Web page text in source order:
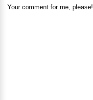
Your comment for me, please!